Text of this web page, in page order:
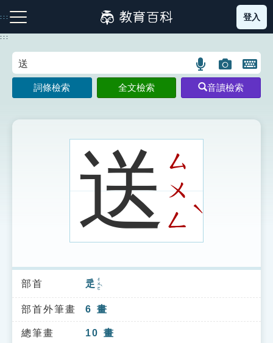
到
主
:::
注音索引圖示 筆畫索引圖示 部首索引表圖示
索引選單
知識索引
單字索引
登入
:::
語
言
搜
示
圖
片
搜
開
鍵
圖
詞條檢索 全文檢索 音讀檢索
送ㄙ
ㄨ
ㄥ
ˋ
部首 辵 ㄔㄨㄛˋ
部首外筆畫 6 畫
總筆畫 10 畫